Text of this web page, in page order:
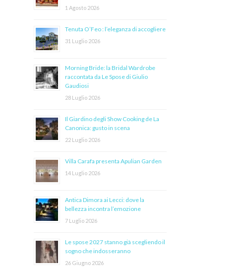
1 Agosto 2026
Tenuta O’Feo : l’eleganza di accogliere
31 Luglio 2026
Morning Bride: la Bridal Wardrobe
raccontata da Le Spose di Giulio
Gaudiosi
28 Luglio 2026
Il Giardino degli Show Cooking de La
Canonica: gusto in scena
22 Luglio 2026
Villa Carafa presenta Apulian Garden
14 Luglio 2026
Antica Dimora ai Lecci: dove la
bellezza incontra l’emozione
7 Luglio 2026
Le spose 2027 stanno già scegliendo il
sogno che indosseranno
26 Giugno 2026